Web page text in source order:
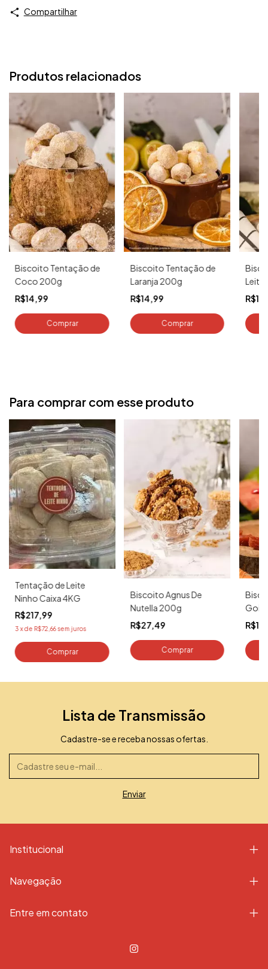
Compartilhar
Produtos relacionados
Biscoito Tentação de
Coco 200g
R$14,99
Biscoito Tentação de
Laranja 200g
R$14,99
Leite
Para comprar com esse produto
Tentação de Leite
Ninho Caixa 4KG
R$217,99
3 xde R$72,66sem juros
Biscoito Agnus De
Nutella 200g
R$27,49
Lista de Transmissão
Cadastre-se e receba nossas ofertas.
Institucional
Navegação
Entre em contato